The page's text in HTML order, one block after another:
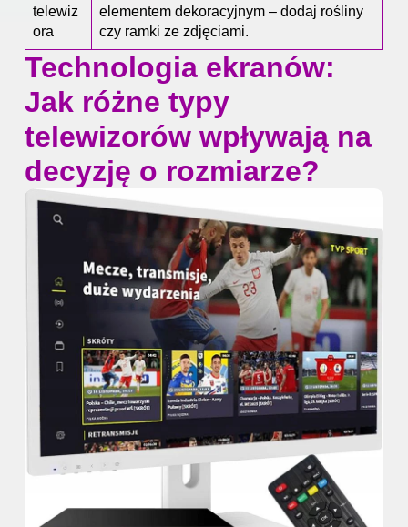
telewiz
ora
elementem dekoracyjnym – dodaj rośliny
czy ramki ze zdjęciami.
Technologia ekranów:
Jak różne typy
telewizorów wpływają na
decyzję o rozmiarze?